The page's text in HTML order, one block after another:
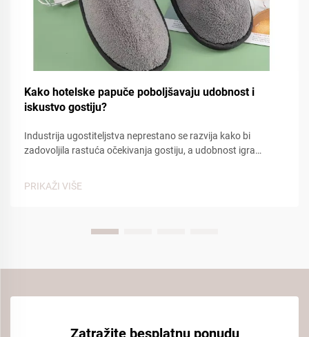
Kako hotelske papuče poboljšavaju udobnost i
iskustvo gostiju?
Industrija ugostiteljstva neprestano se razvija kako bi
zadovoljila rastuća očekivanja gostiju, a udobnost igra
osnovnim komfornim predmetima, hotelske papuče su se
PRIKAŽI VIŠE
Zatražite besplatnu ponudu